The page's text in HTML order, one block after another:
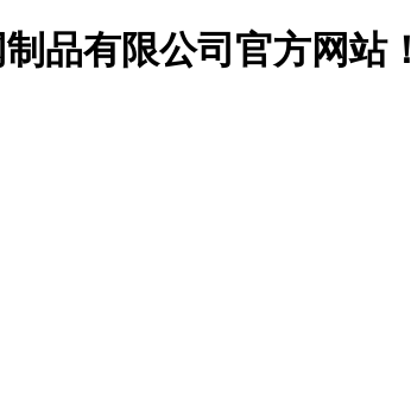
品有限公司官方网站！